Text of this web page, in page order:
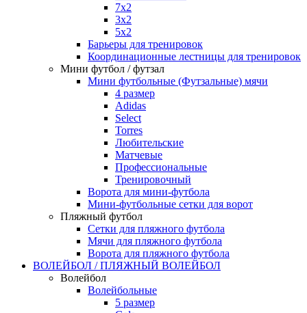
7x2
3х2
5х2
Барьеры для тренировок
Координационные лестницы для тренировок
Мини футбол / футзал
Мини футбольные (Футзальные) мячи
4 размер
Adidas
Select
Torres
Любительские
Матчевые
Профессиональные
Тренировочный
Ворота для мини-футбола
Мини-футбольные сетки для ворот
Пляжный футбол
Сетки для пляжного футбола
Мячи для пляжного футбола
Ворота для пляжного футбола
ВОЛЕЙБОЛ / ПЛЯЖНЫЙ ВОЛЕЙБОЛ
Волейбол
Волейбольные
5 размер